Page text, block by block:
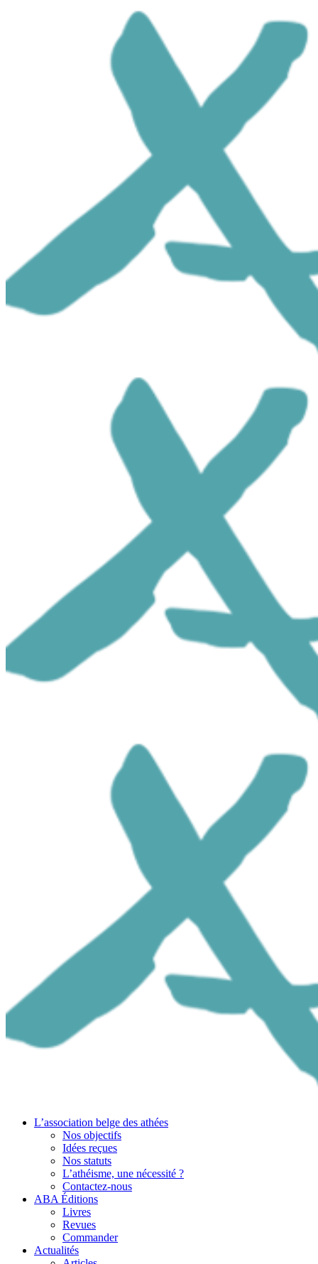
L’association belge des athées
Nos objectifs
Idées reçues
Nos statuts
L’athéisme, une nécessité ?
Contactez-nous
ABA Éditions
Livres
Revues
Commander
Actualités